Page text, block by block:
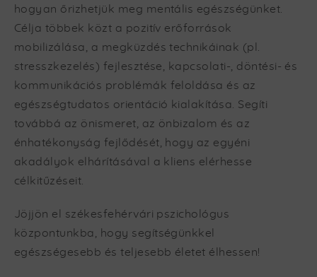
hogyan őrizhetjük meg mentális egészségünket.
Célja többek közt a pozitív erőforrások
mobilizálása, a megküzdés technikáinak (pl.
stresszkezelés) fejlesztése, kapcsolati-, döntési- és
kommunikációs problémák feloldása és az
egészségtudatos orientáció kialakítása. Segíti
továbbá az önismeret, az önbizalom és az
énhatékonyság fejlődését, hogy az egyéni
akadályok elhárításával a kliens elérhesse
célkitűzéseit.
Jöjjön el székesfehérvári pszichológus
központunkba, hogy segítségünkkel
egészségesebb és teljesebb életet élhessen!